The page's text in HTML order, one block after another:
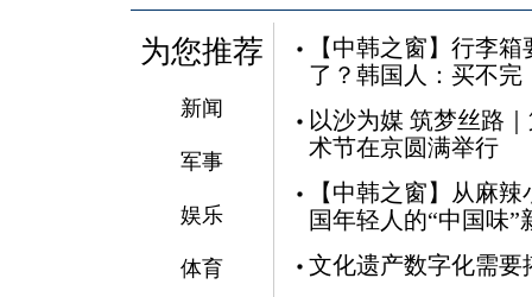
为您推荐
新闻
军事
娱乐
体育
【中韩之窗】行李
了？韩国人：买不完
以沙为媒 筑梦丝路
术节在京圆满举行
【中韩之窗】从麻
国年轻人的“中国味”
文化遗产数字化需要